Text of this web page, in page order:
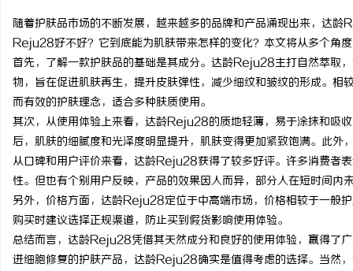
随着护肤品市场的不断发展，越来越多的品牌和产品涌现出来，达
Reju28好不好？它到底能为肌肤带来怎样的变化？本文将从多个角
首先，了解一款护肤品的基础是其成分。达龄Reju28主打自然萃取
物，旨在促进肌肤再生，提升皮肤弹性，减少细纹和皱纹的形成。
而有效的护肤理念，适合多种肤质使用。
其次，从使用体验上来看，达龄Reju28的质地轻薄，易于涂抹和吸
后，肌肤的细腻度和光泽度明显提升，肌肤变得更加紧致饱满。此外
从口碑和用户评价来看，达龄Reju28获得了较多好评。许多消费者
性。但也有个别用户反映，产品的效果因人而异，部分人在短时间
另外，价格方面，达龄Reju28定位于中高端市场，价格相较于一般
购买时建议选择正规渠道，防止买到假货影响使用体验。
总结而言，达龄Reju28凭借其天然成分和良好的使用体验，赢得了
进细胞修复的护肤产品，达龄Reju28确实是值得考虑的选择。当然